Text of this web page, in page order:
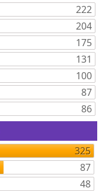
222
204
175
131
100
87
86
325
87
48